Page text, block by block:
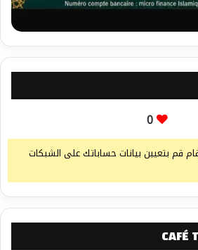
0
قم بتعيين بيانات حساباتك على الشبكات
CAFÉ